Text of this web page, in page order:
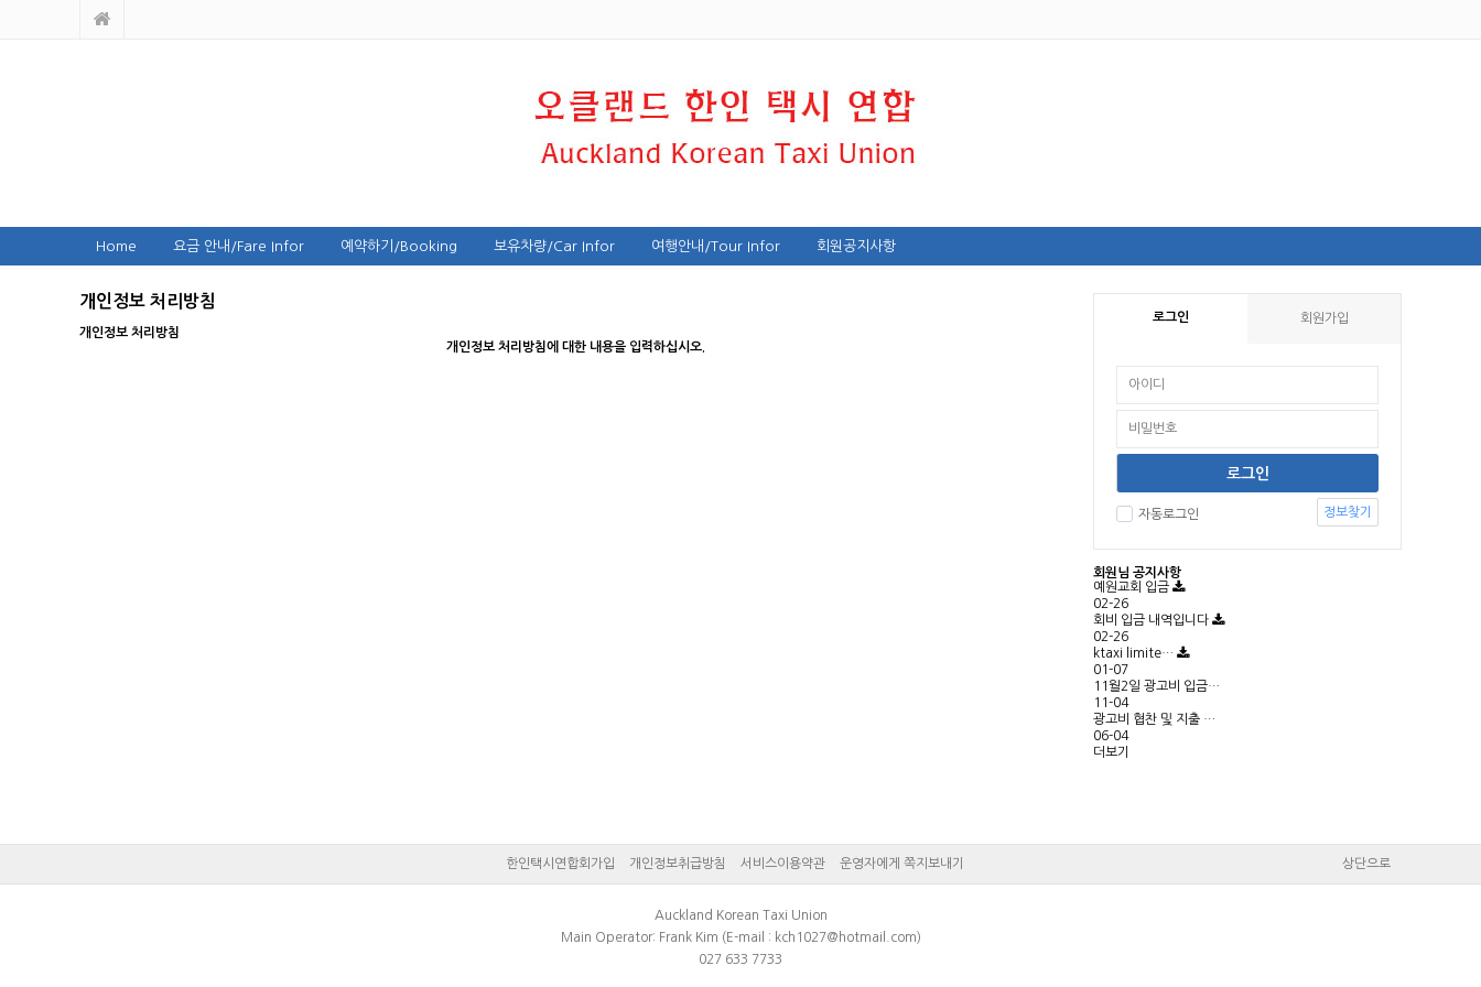
Home 요금 안내/Fare Infor 예약하기/Booking 보유차량/Car Infor 여행안내/Tour Infor 회원공지사항
로그인 회원가입
자동로그인 정보찾기
회원님 공지사항
예원교회 입금
02-26
회비 입금 내역입니다
02-26
ktaxi limite…
01-07
11월2일 광고비 입금…
11-04
광고비 협찬 및 지출 …
06-04
더보기
개인정보 처리방침
개인정보 처리방침
개인정보 처리방침에 대한 내용을 입력하십시오.
한인택시연합회가입 개인정보취급방침 서비스이용약관 운영자에게 쪽지보내기 상단으로
Auckland Korean Taxi Union
Main Operator: Frank Kim (E-mail : kch1027@hotmail.com)
027 633 7733